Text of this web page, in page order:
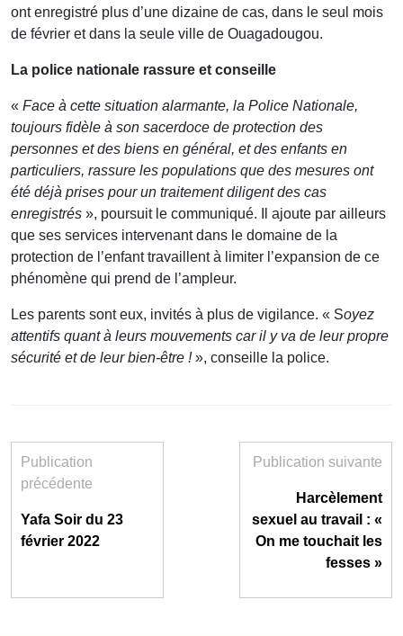
ont enregistré plus d’une dizaine de cas, dans le seul mois
de février et dans la seule ville de Ouagadougou.
La police nationale rassure et conseille
« Face à cette situation alarmante, la Police Nationale,
toujours fidèle à son sacerdoce de protection des
personnes et des biens en général, et des enfants en
particuliers, rassure les populations que des mesures ont
été déjà prises pour un traitement diligent des cas
enregistrés », poursuit le communiqué. Il ajoute par ailleurs
que ses services intervenant dans le domaine de la
protection de l’enfant travaillent à limiter l’expansion de ce
phénomène qui prend de l’ampleur.
Les parents sont eux, invités à plus de vigilance. « Soyez
attentifs quant à leurs mouvements car il y va de leur propre
sécurité et de leur bien-être !», conseille la police.
Publication
précédente
Yafa Soir du 23
février 2022
Publication suivante
Harcèlement
sexuel au travail : «
On me touchait les
fesses »